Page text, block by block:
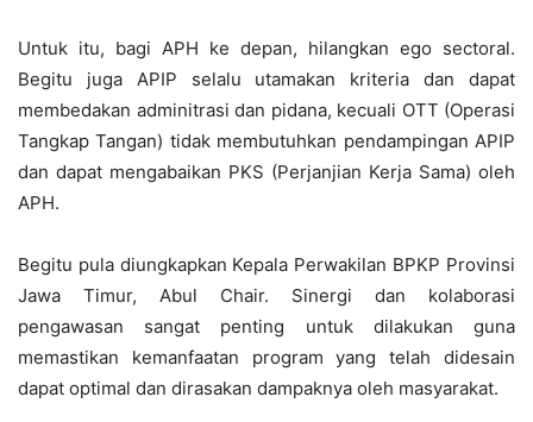
Untuk itu, bagi APH ke depan, hilangkan ego sectoral.
Begitu juga APIP selalu utamakan kriteria dan dapat
membedakan adminitrasi dan pidana, kecuali OTT (Operasi
Tangkap Tangan) tidak membutuhkan pendampingan APIP
dan dapat mengabaikan PKS (Perjanjian Kerja Sama) oleh
APH.
Begitu pula diungkapkan Kepala Perwakilan BPKP Provinsi
Jawa Timur, Abul Chair. Sinergi dan kolaborasi
pengawasan sangat penting untuk dilakukan guna
memastikan kemanfaatan program yang telah didesain
dapat optimal dan dirasakan dampaknya oleh masyarakat.